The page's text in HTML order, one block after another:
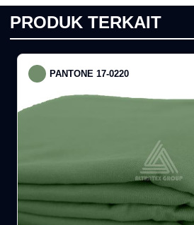
PRODUK TERKAIT
PANTONE 17-0220